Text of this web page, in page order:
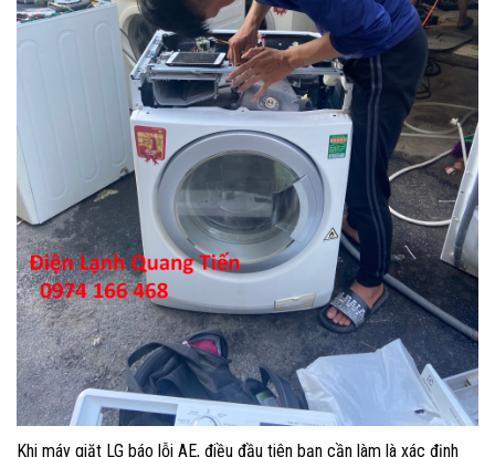
Khi máy giặt LG báo lỗi AE, điều đầu tiên bạn cần làm là xác định